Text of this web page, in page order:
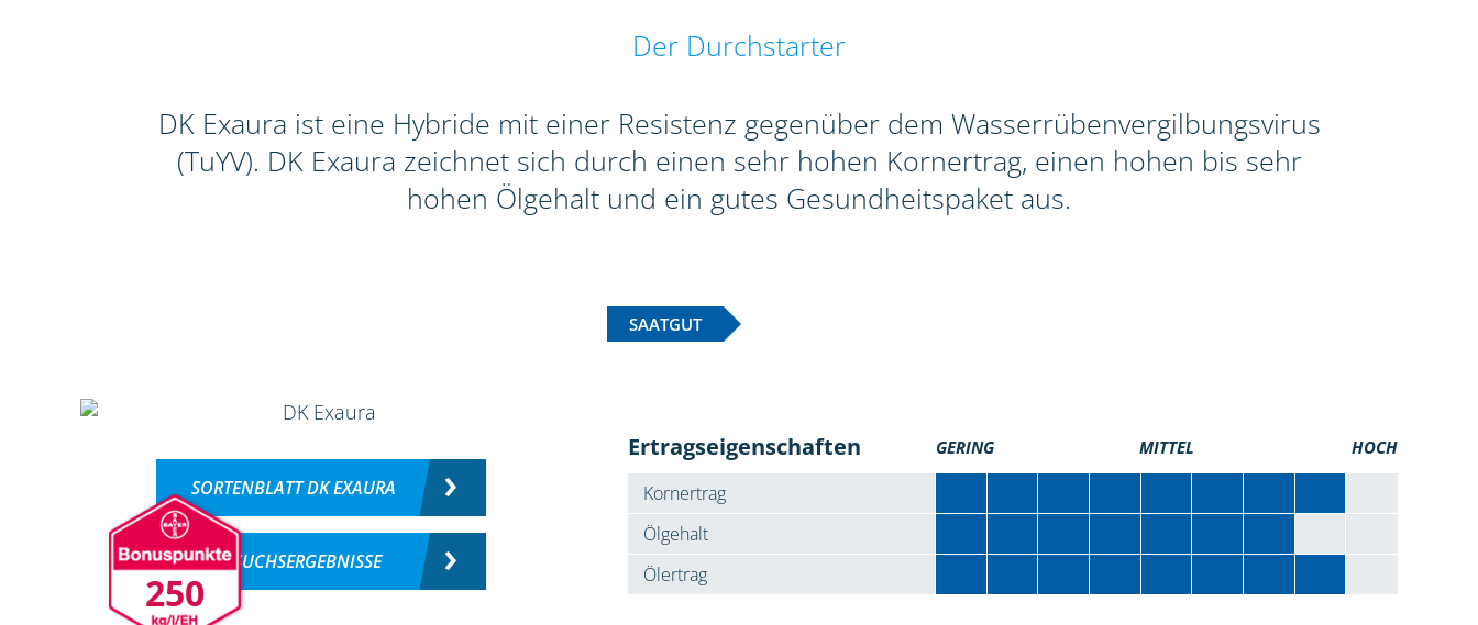
Der Durchstarter
DK Exaura ist eine Hybride mit einer Resistenz gegenüber dem Wasserrübenvergilbungsvirus
(TuYV). DK Exaura zeichnet sich durch einen sehr hohen Kornertrag, einen hohen bis sehr
hohen Ölgehalt und ein gutes Gesundheitspaket aus.
SAATGUT
250
SORTENBLATT DK EXAURA
VERSUCHSERGEBNISSE
Ertragseigenschaften GERING MITTEL HOCH
Kornertrag
Ölgehalt
Ölertrag